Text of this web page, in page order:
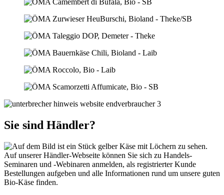
Sie sind Händler?
Auf unserer Händler-Webseite können Sie sich zu Handels-
Seminaren und -Webinaren anmelden, als registrierter Kunde
Bestellungen aufgeben und alle Informationen rund um unsere guten
Bio-Käse finden.